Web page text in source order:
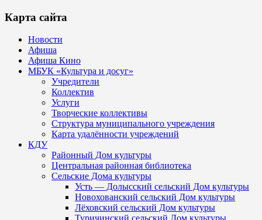
Карта сайта
Новости
Афиша
Афиша Кино
МБУК «Культура и досуг»
Учредители
Коллектив
Услуги
Творческие коллективы
Структура муниципального учреждения
Карта удалённости учреждений
КДУ
Районный Дом культуры
Центральная районная библиотека
Сельские Дома культуры
Усть — Долысский сельский Дом культуры
Новохованский сельский Дом культуры
Лёховский сельский Дом культуры